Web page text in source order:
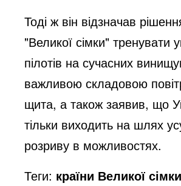
Тоді ж він відзначав
"Великої сімки" тренувати
пілотів на сучасних
важливою складовою
щита, а також заявив, що
тільки виходить на шлях
розриву в можливостях.
Теги: країни Великої